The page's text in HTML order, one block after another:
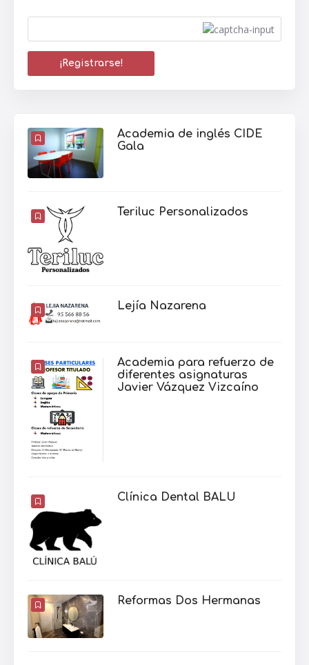
Academia de inglés CIDE
Gala
Teriluc Personalizados
Lejía Nazarena
Academia para refuerzo de
diferentes asignaturas
Javier Vázquez Vizcaíno
Clínica Dental BALU
Reformas Dos Hermanas